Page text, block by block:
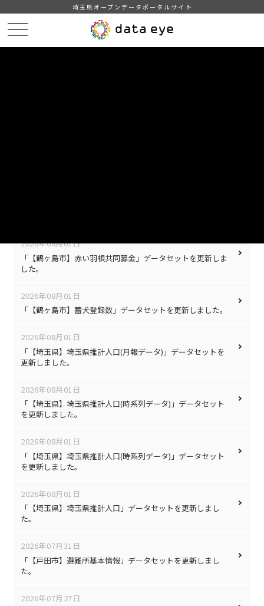
埼玉県オープンデータポータルサイト
2026年08月01日
「【鶴ヶ島市】赤い羽根共同募金」データセットを更新しま
した。
2026年08月01日
「【鶴ヶ島市】蓄犬登録数」データセットを更新しました。
2026年08月01日
「【埼玉県】埼玉県推計人口(月報データ)」データセットを
更新しました。
2026年08月01日
「【埼玉県】埼玉県推計人口(時系列データ)」データセット
を更新しました。
2026年08月01日
「【埼玉県】埼玉県推計人口(時系列データ)」データセット
を更新しました。
2026年08月01日
「【埼玉県】埼玉県推計人口」データセットを更新しまし
た。
2026年07月31日
「【戸田市】避難所基本情報」データセットを更新しまし
た。
2026年07月27日